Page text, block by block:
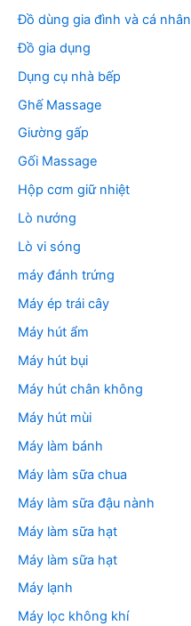
Đồ dùng gia đình và cá nhân
Đồ gia dụng
Dụng cụ nhà bếp
Ghế Massage
Giường gấp
Gối Massage
Hộp cơm giữ nhiệt
Lò nướng
Lò vi sóng
máy đánh trứng
Máy ép trái cây
Máy hút ẩm
Máy hút bụi
Máy hút chân không
Máy hút mùi
Máy làm bánh
Máy làm sữa chua
Máy làm sữa đậu nành
Máy làm sữa hạt
Máy làm sữa hạt
Máy lạnh
Máy lọc không khí